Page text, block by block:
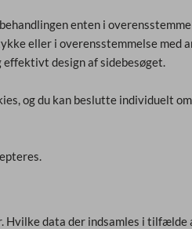
enten i
eller i overensstemmelse med
design af sidebesøget.
og du kan beslutte individuelt
data der indsamles i